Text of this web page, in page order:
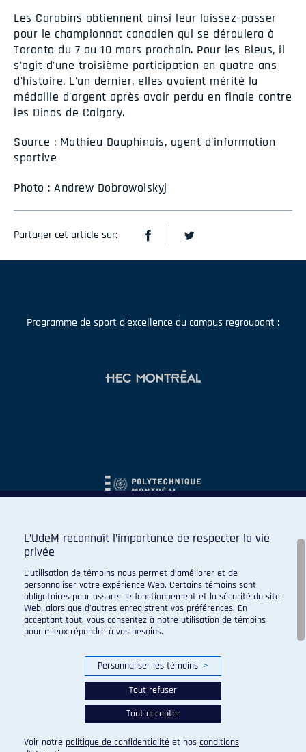
Les Carabins obtiennent ainsi leur laissez-passer
pour le championnat canadien qui se déroulera à
Toronto du 7 au 10 mars prochain. Pour les Bleus, il
s'agit d'une troisième participation en quatre ans
d'histoire. L'an dernier, elles avaient mérité la
médaille d'argent après avoir perdu en finale contre
les Dinos de Calgary.
Source : Mathieu Dauphinais, agent d’information
sportive
Photo : Andrew Dobrowolskyj
Partager cet article sur:
Programme de sport d'excellence du campus regroupant :
© 2026 Carabins de l'Université de Montréal. Tous droits
réservés.
Paramètres des témoins
L’UdeM reconnaît l’importance de respecter la vie
privée
L’utilisation de témoins nous permet d’améliorer et de
personnaliser votre expérience Web. Certains témoins sont
obligatoires pour assurer le fonctionnement et la sécurité du site
Web, alors que d’autres enregistrent vos préférences. En
acceptant tout, vous consentez à notre utilisation de témoins
pour mieux répondre à vos besoins.
Personnaliser les témoins >
Tout refuser
Tout accepter
Voir notre politique de confidentialité et nos conditions